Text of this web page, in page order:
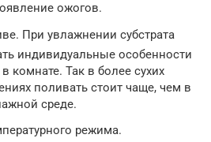
ожогов.
При увлажнении субстрата
индивидуальные особенности
комнате. Так в более сухих
поливать стоит чаще, чем в
среде.
режима.